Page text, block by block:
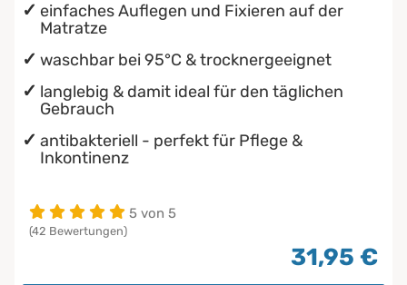
einfaches Auflegen und Fixieren auf der
Matratze
waschbar bei 95°C & trocknergeeignet
langlebig & damit ideal für den täglichen
Gebrauch
antibakteriell - perfekt für Pflege &
Inkontinenz
5 von 5
(42 Bewertungen)
31,95 €